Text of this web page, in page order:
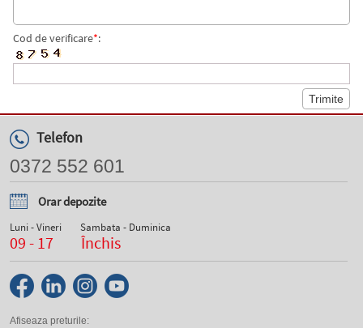
Cod de verificare*:
Telefon
0372 552 601
Orar depozite
Luni - Vineri
09 - 17
Sambata - Duminica
Închis
Afiseaza preturile: